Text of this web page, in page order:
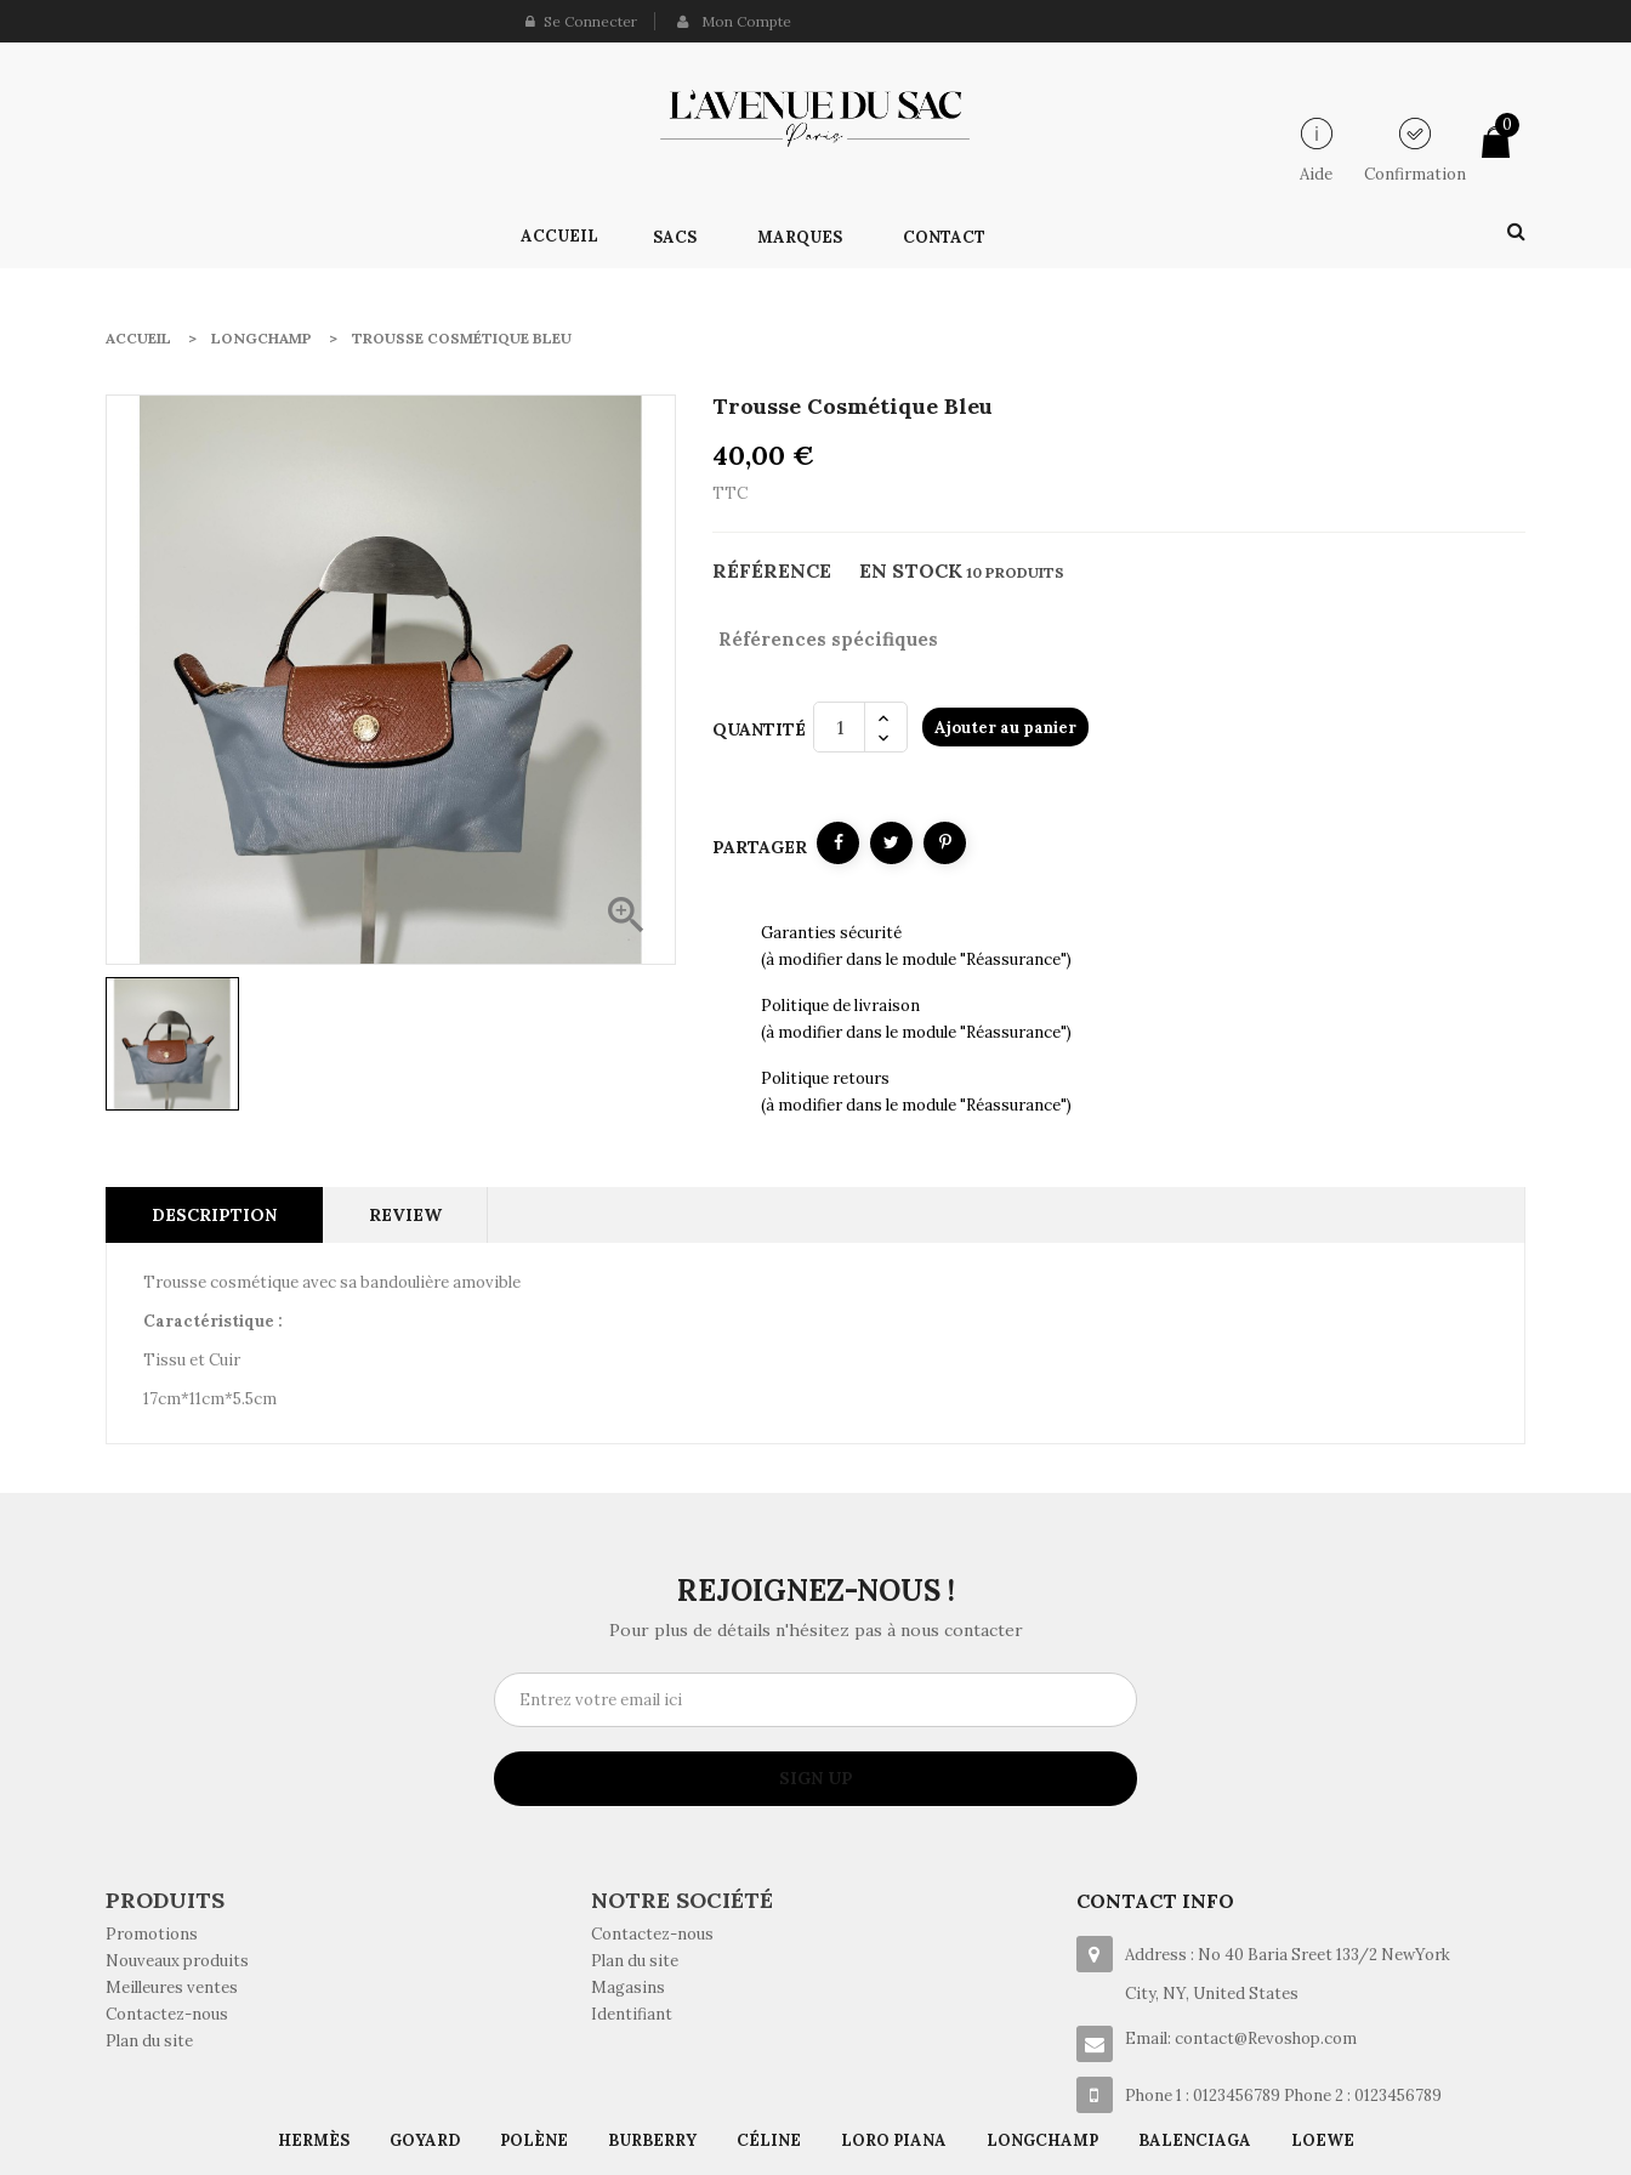
Se Connecter Mon Compte
0
Aide Confirmation
ACCUEIL SACS MARQUES CONTACT
ACCUEIL LONGCHAMP TROUSSE COSMÉTIQUE BLEU

Trousse Cosmétique Bleu
40,00 €
TTC
RÉFÉRENCE EN STOCK 10 PRODUITS
Références spécifiques
QUANTITÉ Ajouter au panier
PARTAGER
Garanties sécurité
(à modifier dans le module "Réassurance")
Politique de livraison
(à modifier dans le module "Réassurance")
Politique retours
(à modifier dans le module "Réassurance")
DESCRIPTION REVIEW
Trousse cosmétique avec sa bandoulière amovible
Caractéristique :
Tissu et Cuir
17cm*11cm*5.5cm
REJOIGNEZ-NOUS !
Pour plus de détails n'hésitez pas à nous contacter
SIGN UP
PRODUITS
Promotions
Nouveaux produits
Meilleures ventes
Contactez-nous
Plan du site
NOTRE SOCIÉTÉ
Contactez-nous
Plan du site
Magasins
Identifiant
CONTACT INFO
Address : No 40 Baria Sreet 133/2 NewYork
City, NY, United States
Email: contact@Revoshop.com
Phone 1 : 0123456789 Phone 2 : 0123456789
HERMÈS GOYARD POLÈNE BURBERRY CÉLINE LORO PIANA LONGCHAMP BALENCIAGA LOEWE